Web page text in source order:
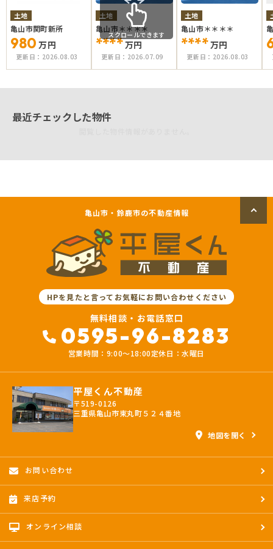
土地
亀山市関町新所
980 万円
更新日： 2026.08.03
土地
亀山市＊＊＊＊
****万円
更新日： 2026.07.09
土地
亀山市＊＊＊＊
****万円
更新日： 2026.08.03
スクロールできます
最近チェックした物件
亀山市・鈴鹿市の不動産情報
HPを見たと言ってお気軽にお問い合わせください
無料相談・お電話窓口
0595-96-8283
営業時間：9:00〜18:00定休日：水曜日
平屋くん不動産
〒519-0126
三重県亀山市東丸町５２４番地
地図を開く
お問い合わせ
来店予約
オンライン相談